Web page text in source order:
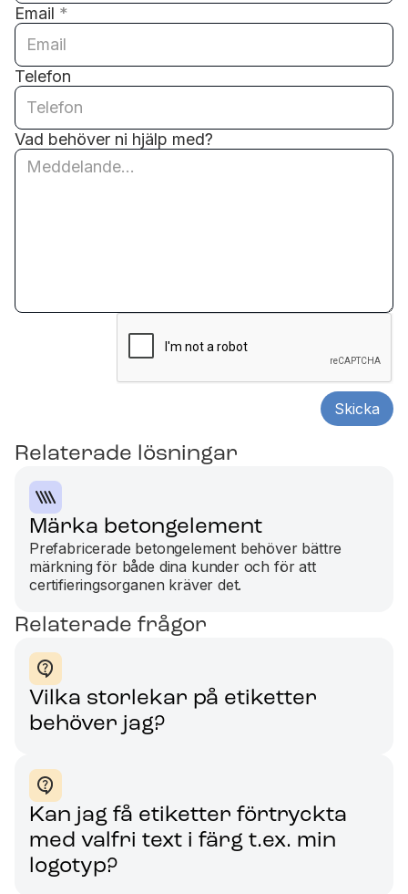
Email *
Telefon
Vad behöver ni hjälp med?
Relaterade lösningar
Märka betongelement
Prefabricerade betongelement behöver bättre
märkning för både dina kunder och för att
certifieringsorganen kräver det.
Relaterade frågor
Vilka storlekar på etiketter
behöver jag?
Kan jag få etiketter förtryckta
med valfri text i färg t.ex. min
logotyp?